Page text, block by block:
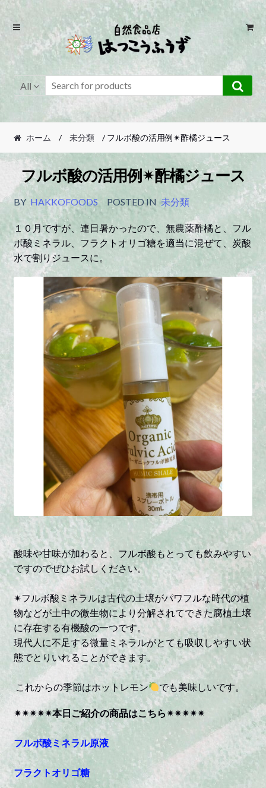
Skip
navigation
Skip
content
All
ホーム / 未分類 / フルボ酸の活用例✴︎酢橘ジュース
フルボ酸の活用例✴︎酢橘ジュース
BY HAKKOFOODS POSTED IN 未分類
１０月ですが、連日暑かったので、無農薬酢橘と、フル
ボ酸ミネラル、フラクトオリゴ糖を適当に混ぜて、炭酸
水で割りジュースに。
酸味や甘味が加わると、フルボ酸もとっても飲みやすい
ですのでぜひお試しください。
✴︎フルボ酸ミネラルは古代の土壌がパワフルな時代の植
物などが土中の微生物により分解されてできた腐植土壌
に存在する有機酸の一つです。
現代人に不足する微量ミネラルがとても吸収しやすい状
態でとりいれることができます。
これからの季節はホットレモン でも美味しいです。
✴︎✴︎✴︎✴︎✴︎本日ご紹介の商品はこちら✴︎✴︎✴︎✴︎✴︎
フルボ酸ミネラル原液
フラクトオリゴ糖